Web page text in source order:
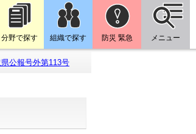
分野で探す 組織で探す 防災 緊急 メニュー
公報号外第113号